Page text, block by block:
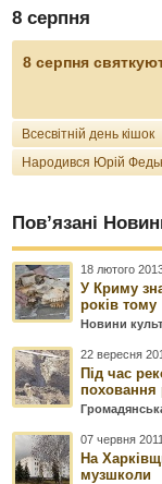
8 серпня
8 серпня
Всесвітній день кішок
Народився Юрій
Пов’язані
18 лютого
У Криму
років тому
Новини
22 вересня
Під час
поховання
07 червня
На
музшколи